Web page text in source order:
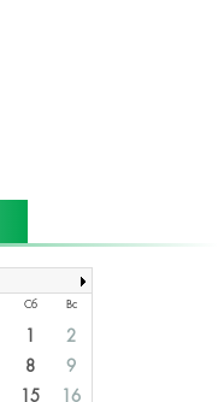
Сб Вс
1
2
8
9
15 16